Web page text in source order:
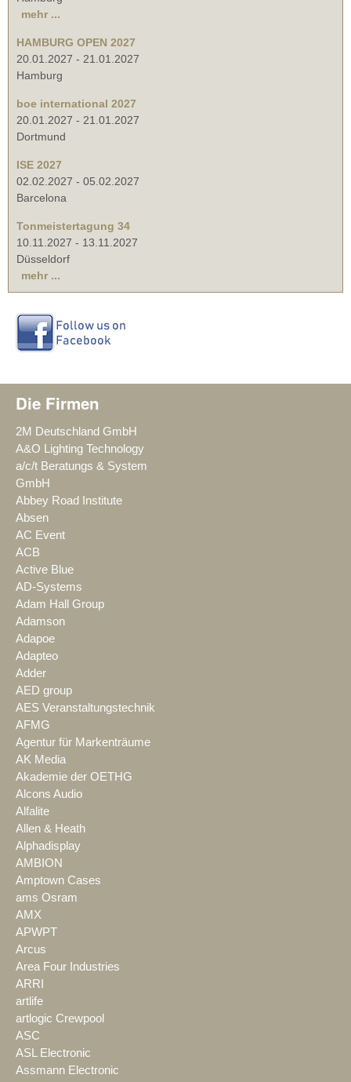
mehr ...
HAMBURG OPEN 2027
20.01.2027 - 21.01.2027
Hamburg
boe international 2027
20.01.2027 - 21.01.2027
Dortmund
ISE 2027
02.02.2027 - 05.02.2027
Barcelona
Tonmeistertagung 34
10.11.2027 - 13.11.2027
Düsseldorf
mehr ...
Die Firmen
2M Deutschland GmbH
A&O Lighting Technology
a/c/t Beratungs & System
GmbH
Abbey Road Institute
Absen
AC Event
ACB
Active Blue
AD-Systems
Adam Hall Group
Adamson
Adapoe
Adapteo
Adder
AED group
AES Veranstaltungstechnik
AFMG
Agentur für Markenträume
AK Media
Akademie der OETHG
Alcons Audio
Alfalite
Allen & Heath
Alphadisplay
AMBION
Amptown Cases
ams Osram
AMX
APWPT
Arcus
Area Four Industries
ARRI
artlife
artlogic Crewpool
ASC
ASL Electronic
Assmann Electronic